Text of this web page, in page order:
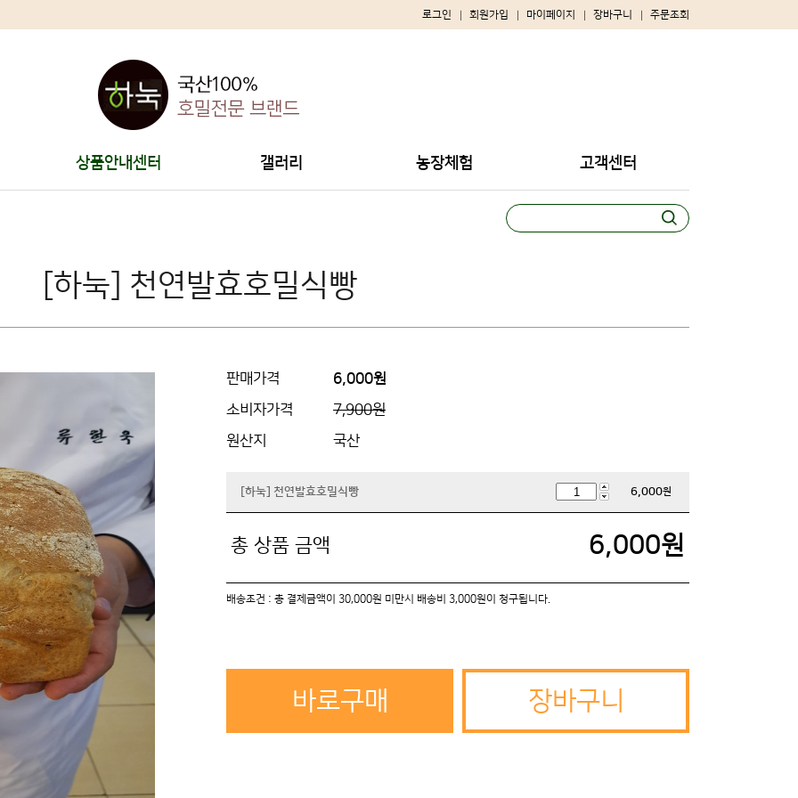
로그인 회원가입 마이페이지 장바구니 주문조회
상품안내센터 갤러리 농장체험 고객센터
[하눅] 천연발효호밀식빵
판매가격 6,000원
소비자가격
7,900원
원산지
국산
[하눅] 천연발효호밀식빵 6,000원
총 상품 금액 6,000원
배송조건 : 총 결제금액이 30,000원 미만시 배송비 3,000원이 청구됩니다.
바로구매 장바구니